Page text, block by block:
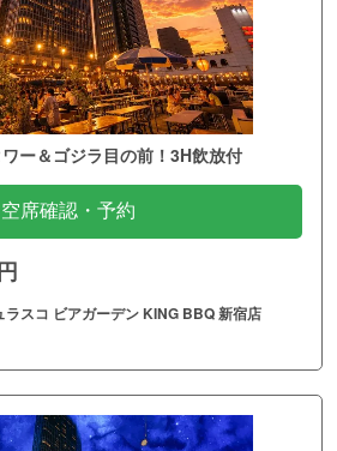
ー＆ゴジラ目の前！3H飲放付
空席確認・予約
ラスコ ビアガーデン KING BBQ 新宿店